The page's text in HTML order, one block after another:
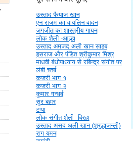
उस्ताद फैयाज खान
एन राजम का वायलिन वादन
जगजीत का शास्त्रीय गायन
लोक शैली -आल्हा
उस्ताद अमजद अली खान साहब
इसराज और पंडित श्रीकुमार मिश्र
माधवी बंधोपाध्याय से रबिन्द्र संगीत पर
लंबी चर्चा
कजरी भाग १
कजरी भाग २
कुमार गन्धर्व
सुर बहार
टप्पा
लोक संगीत शैली -बिरहा
उस्ताद असद अली खान (श्रद्धाजन्ली)
राग यमन